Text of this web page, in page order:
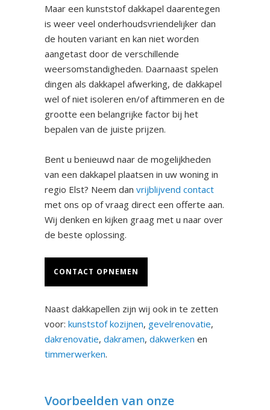
Maar een kunststof dakkapel daarentegen
is weer veel onderhoudsvriendelijker dan
de houten variant en kan niet worden
aangetast door de verschillende
weersomstandigheden. Daarnaast spelen
dingen als dakkapel afwerking, de dakkapel
wel of niet isoleren en/of aftimmeren en de
grootte een belangrijke factor bij het
bepalen van de juiste prijzen.
Bent u benieuwd naar de mogelijkheden
van een dakkapel plaatsen in uw woning in
regio Elst? Neem dan vrijblijvend contact
met ons op of vraag direct een offerte aan.
Wij denken en kijken graag met u naar over
de beste oplossing.
CONTACT OPNEMEN
Naast dakkapellen zijn wij ook in te zetten
voor: kunststof kozijnen, gevelrenovatie,
dakrenovatie, dakramen, dakwerken en
timmerwerken.
Voorbeelden van onze